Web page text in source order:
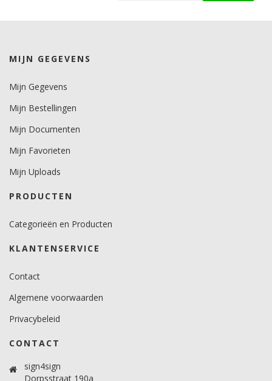
vlak, licht gebogen.
Dikte
minimaal 12 graden voor vlakke ondergronden.
minimaal 18 graden voor gebogen ondergronden.
Temperatuurbereik (°C)
10 -30 graden.
MIJN GEGEVENS
Mijn Gegevens
Mijn Bestellingen
Mijn Documenten
Mijn Favorieten
Mijn Uploads
PRODUCTEN
Categorieën en Producten
KLANTENSERVICE
Contact
Algemene voorwaarden
Privacybeleid
CONTACT
sign4sign
Dorpsstraat 190a